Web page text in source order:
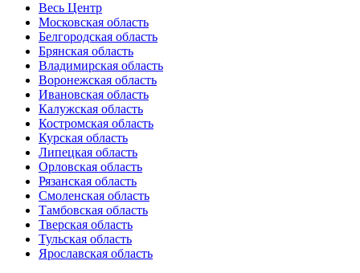
Весь Центр
Московская область
Белгородская область
Брянская область
Владимирская область
Воронежская область
Ивановская область
Калужская область
Костромская область
Курская область
Липецкая область
Орловская область
Рязанская область
Смоленская область
Тамбовская область
Тверская область
Тульская область
Ярославская область